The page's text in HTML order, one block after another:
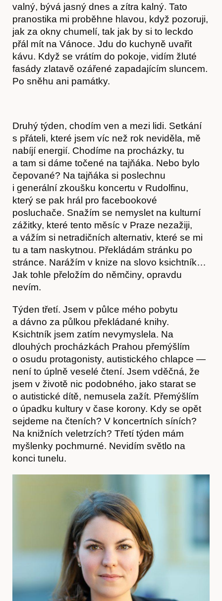
Články
Hostcast
valný, bývá jasný dnes a zítra kalný. Tato
pranostika mi proběhne hlavou, když pozoruji,
jak za okny chumelí, tak jak by si to leckdo
přál mít na Vánoce. Jdu do kuchyně uvařit
kávu. Když se vrátím do pokoje, vidím žluté
fasády zlatavě ozářené zapadajícím sluncem.
Po sněhu ani památky.
Druhý týden, chodím ven a mezi lidi. Setkání
s přáteli, které jsem víc než rok neviděla, mě
nabíjí energií. Chodíme na procházky, tu
a tam si dáme točené na tajňáka. Nebo bylo
čepované? Na tajňáka si poslechnu
i generální zkoušku koncertu v Rudolfinu,
který se pak hrál pro facebookové
posluchače. Snažím se nemyslet na kulturní
zážitky, které tento měsíc v Praze nezažiji,
a vážím si netradičních alternativ, které se mi
tu a tam naskytnou. Překládám stránku po
stránce. Narážím v knize na slovo ksichtník…
Jak tohle přeložím do němčiny, opravdu
nevím.
Týden třetí. Jsem v půlce mého pobytu
a dávno za půlkou překládané knihy.
Ksichtník jsem zatím nevymyslela. Na
dlouhých procházkách Prahou přemýšlím
o osudu protagonisty, autistického chlapce —
není to úplně veselé čtení. Jsem vděčná, že
jsem v životě nic podobného, jako starat se
o autistické dítě, nemusela zažít. Přemýšlím
o úpadku kultury v čase korony. Kdy se opět
sejdeme na čteních? V koncertních síních?
Na knižních veletrzích? Třetí týden mám
myšlenky pochmurné. Nevidím světlo na
konci tunelu.